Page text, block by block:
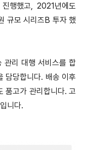
행했고, 2021년에도
규모 시리즈B 투자 했
관리 대행 서비스를 합
담당합니다. 배송 이후
품고가 관리합니다. 고
니다.